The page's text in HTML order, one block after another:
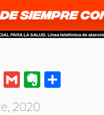
LinkedIn
GmailEvernote
2020